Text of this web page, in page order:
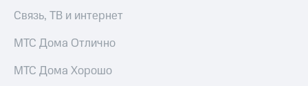
Акционерный
капитал
и
Рынок
Связь, ТВ и интернет
МТС Дома Отлично
МТС Дома Хорошо